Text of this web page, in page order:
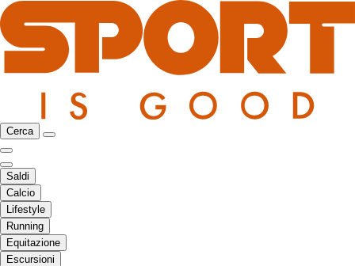
Cerca
Saldi
Calcio
Lifestyle
Running
Equitazione
Escursioni